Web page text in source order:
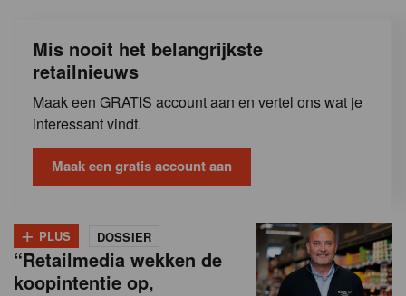
Mis nooit het belangrijkste
retailnieuws
Maak een GRATIS account aan en vertel ons wat je
interessant vindt.
Maak een gratis account aan
+ PLUS DOSSIER
“Retailmedia wekken de
koopintentie op,